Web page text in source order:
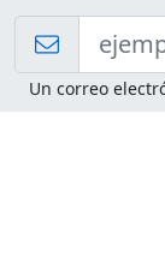
Un correo